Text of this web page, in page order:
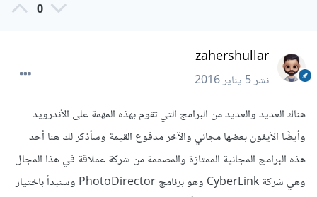
0
zahershullar
نشر5 يناير 2016
هناك العديد والعديد من البرامج التي تقوم بهذه المهمة على الأندرويد
وأيضًا الآيفون بعضها مجاني والآخر مدفوع القيمة وسأذكر لك هنا أحد
هذه البرامج المجانية الممتازة والمصممة من شركة عملاقة في هذا المجال
وهي شركة CyberLink وهو برنامج PhotoDirector وسنبدأ باختيار